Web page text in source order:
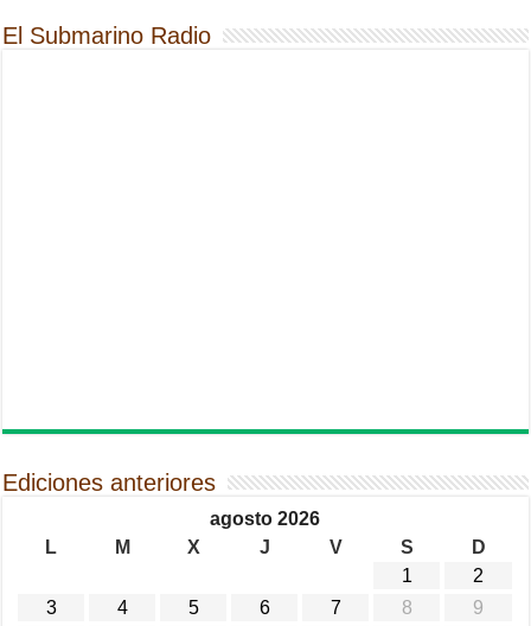
El Submarino Radio
Ediciones anteriores
agosto 2026
L
M X J V S
D
1
2
3
4 5 6 7 8
9